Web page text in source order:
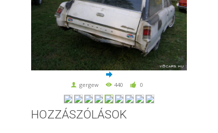
gergew 440 0
HOZZÁSZÓLÁSOK